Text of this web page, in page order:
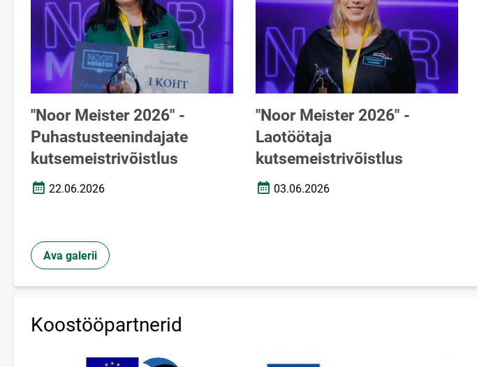
"Noor Meister 2026" -
Puhastusteenindajate
kutsemeistrivõistlus
Loomise kuupäev
22.06.2026
"Noor Meister 2026" -
Laotöötaja
kutsemeistrivõistlus
Loomise kuupäev
03.06.2026
Ava galerii
Koostööpartnerid